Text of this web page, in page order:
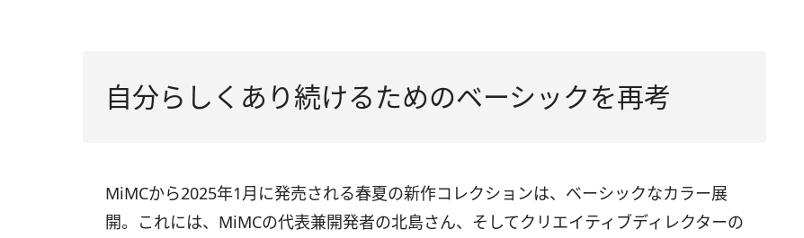
自分らしくあり続けるためのベーシックを再考
MiMCから2025年1月に発売される春夏の新作コレクションは、ベーシックなカラー展
開。これには、MiMCの代表兼開発者の北島さん、そしてクリエイティブディレクターの